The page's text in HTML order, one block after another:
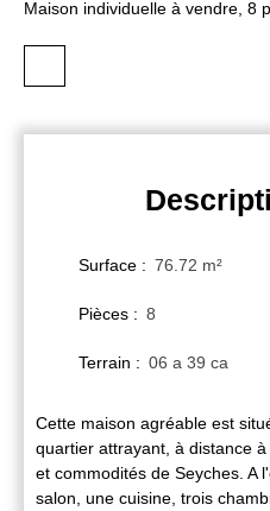
Maison individuelle à vendre, 8
Surface : 76.72 m²
Pièces : 8
Terrain : 06 a 39 ca
Cette maison agréable est
quartier attrayant, à distance
et commodités de Seyches. A
salon, une cuisine, trois